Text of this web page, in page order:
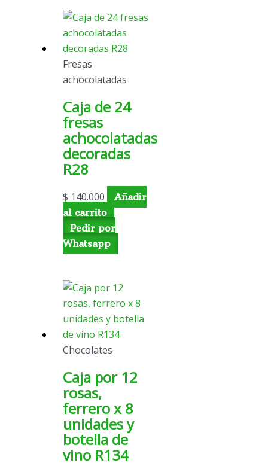
Fresas
achocolatadas
Caja de 24
fresas
achocolatadas
decoradas
R28
$ 140.000
Añadir
al carrito
Pedir por
Whatsapp
Chocolates
Caja por 12
rosas,
ferrero x 8
unidades y
botella de
vino R134